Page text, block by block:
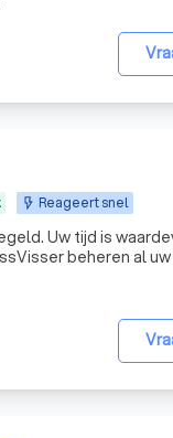
Reageert snel
uit handen
beheren al